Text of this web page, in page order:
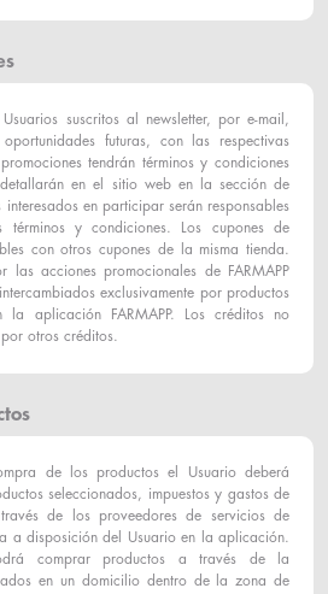
suscritos al newsletter, por e-mail,
futuras, con las respectivas
tendrán términos y condiciones
en el sitio web en la sección de
en participar serán responsables
términos y condiciones. Los cupones de
con otros cupones de la misma tienda.
las acciones promocionales de FARMAPP
exclusivamente por productos
la aplicación FARMAPP. Los créditos no
otros créditos.
de los productos el Usuario deberá
seleccionados, impuestos y gastos de
de los proveedores de servicios de
a disposición del Usuario en la aplicación.
comprar productos a través de la
en un domicilio dentro de la zona de